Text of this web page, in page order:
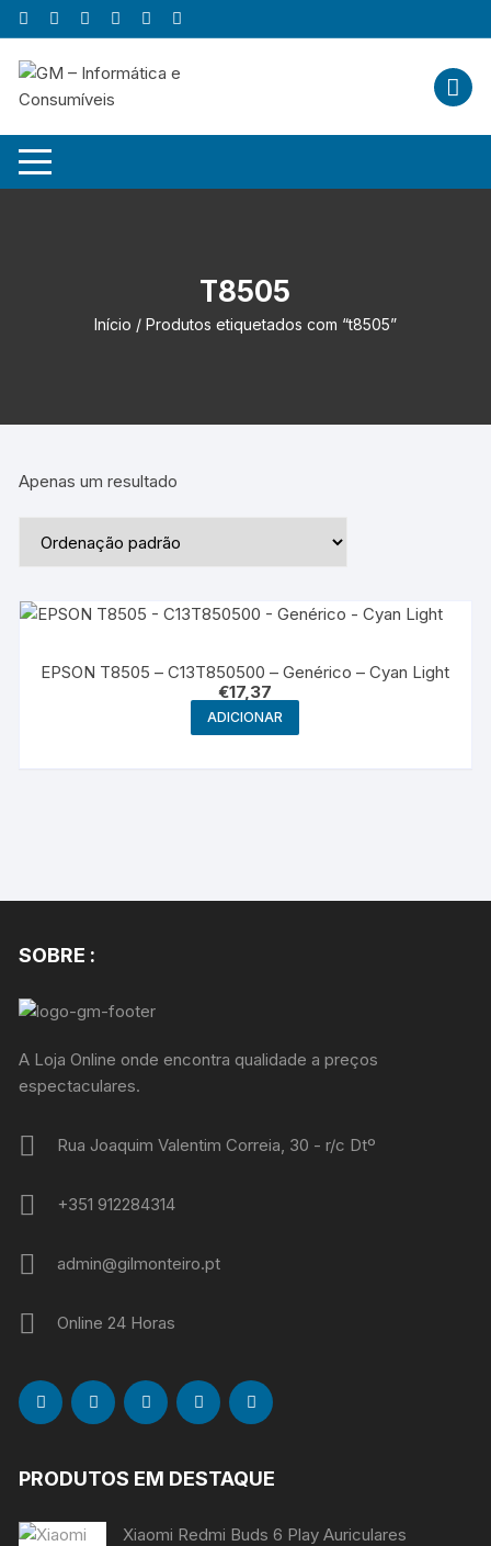
Skip
to
content
T8505
Início / Produtos etiquetados com “t8505”
Apenas um resultado
EPSON T8505 – C13T850500 – Genérico – Cyan Light
€17,37
ADICIONAR
SOBRE :
A Loja Online onde encontra qualidade a preços
espectaculares.
Rua Joaquim Valentim Correia, 30 - r/c Dtº
+351 912284314
admin@gilmonteiro.pt
Online 24 Horas
PRODUTOS EM DESTAQUE
Xiaomi Redmi Buds 6 Play Auriculares